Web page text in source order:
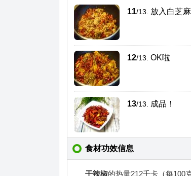
11/13. 放入白芝
12/13. OK啦
13/13. 成品！
食材功效信息
干辣椒的热量212千卡（每100